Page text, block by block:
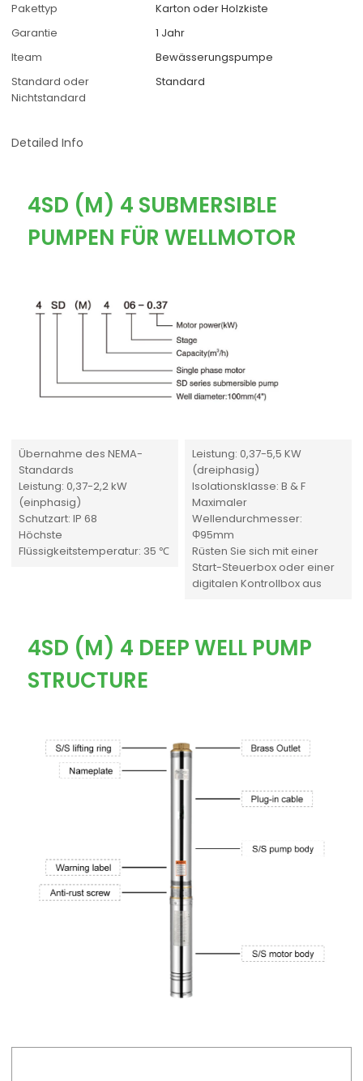
Pakettyp
Karton oder Holzkiste
Garantie
1 Jahr
Iteam
Bewässerungspumpe
Standard oder
Nichtstandard
Standard
Detailed Info
4SD (M) 4 SUBMERSIBLE
PUMPEN FÜR WELLMOTOR
Übernahme des NEMA-
Standards
Leistung: 0,37-2,2 kW
(einphasig)
Schutzart: IP 68
Höchste
Flüssigkeitstemperatur: 35 ℃
Leistung: 0,37-5,5 KW
(dreiphasig)
Isolationsklasse: B & F
Maximaler
Wellendurchmesser:
Φ95mm
Rüsten Sie sich mit einer
Start-Steuerbox oder einer
digitalen Kontrollbox aus
4SD (M) 4 DEEP WELL PUMP
STRUCTURE